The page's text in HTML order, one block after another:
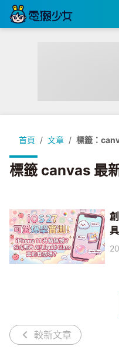
首頁 文章 標籤：
標籤 canvas 最
較新文章